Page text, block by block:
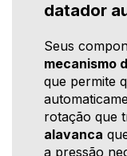
datador
Seus
mecanismo
que permite
rotação que
alavanca
a pressão